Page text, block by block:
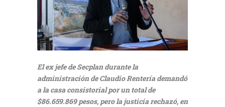
El ex jefe de Secplan durante la
administración de Claudio Rentería demandó
a la casa consistorial por un total de
$86.659.869 pesos, pero la justicia rechazó, en